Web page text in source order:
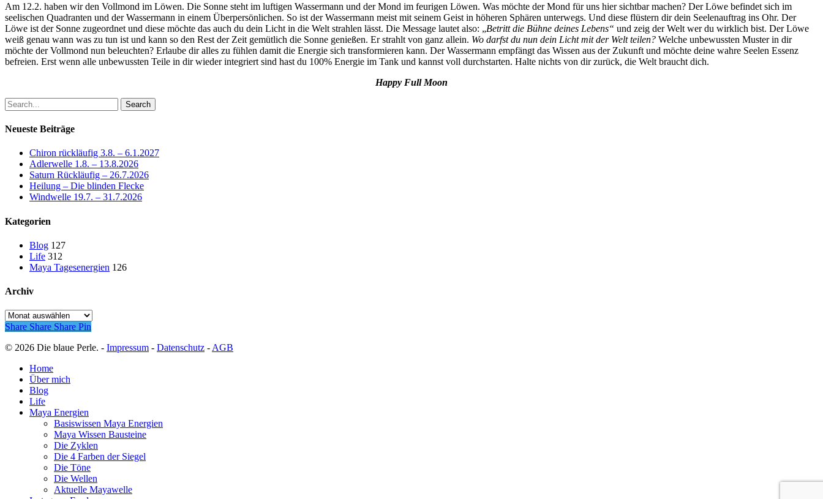
Am 12.2. haben wir den Vollmond im Löwen. Die Sonne steht im luftigen Wassermann und der Mond im feurigen Löwen. Was möchte der Mond für uns hier sichtbar machen? Der Löwe befindet sich im
seelischen Quadranten und der Wassermann in einem Überpersönlichen. So ist der Wassermann meist mit seinem Geist in höheren Sphären unterwegs. Und diese flüstern dir dein Seelenauftrag ins Ohr. Der
Löwe ist der Sonne zugeordnet und diese möchte das auch du dein Licht in die Welt strahlen lässt. Die Message lautet also: „Betritt die Bühne deines Lebens“ und zeig der Welt wer du wirklich bist. Der Löwe
weiß genau wann was zu tun ist und kann so den Rest der Zeit gemütlich die Sonne genießen. Er strahlt von ganz allein. Wo darfst du nun dein Licht mit der Welt teilen? Welche unbewussten Muster in dir
möchte der Vollmond nun beleuchten? Erlaube dir alles zu fühlen damit die Energie sich transformieren kann. Der Wassermann empfängt das Wissen aus der Zukunft und möchte deine wahre Seelen Essenz
befreien. Erst wenn alle unbewussten Teile in dir wieder integriert sind hast du 100% Energie im Tank und kannst voll durchstarten. Halte nichts von dir zurück, die Welt braucht dich.
Happy Full Moon
Search
Neueste Beiträge
Chiron rückläufig 3.8. – 6.1.2027
Adlerwelle 1.8. – 13.8.2026
Saturn Rückläufig – 26.7.2026
Heilung – Die blinden Flecke
Windwelle 19.7. – 31.7.2026
Kategorien
Blog 127
Life 312
Maya Tagesenergien 126
Archiv
Archiv
Share Share Share Pin
© 2026 Die blaue Perle. - Impressum - Datenschutz -AGB
Close
Menu
Home
Über mich
Blog
Life
Maya Energien
Basiswissen Maya Energien
Maya Wissen Bausteine
Die Zyklen
Die 4 Farben der Siegel
Die Töne
Die Wellen
Aktuelle Mayawelle